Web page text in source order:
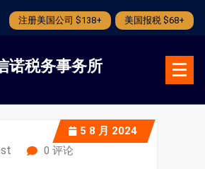
注册美国公司 $138+ 美国报税 $68+
诺税务事务所
5 8 月 2024
0 评论